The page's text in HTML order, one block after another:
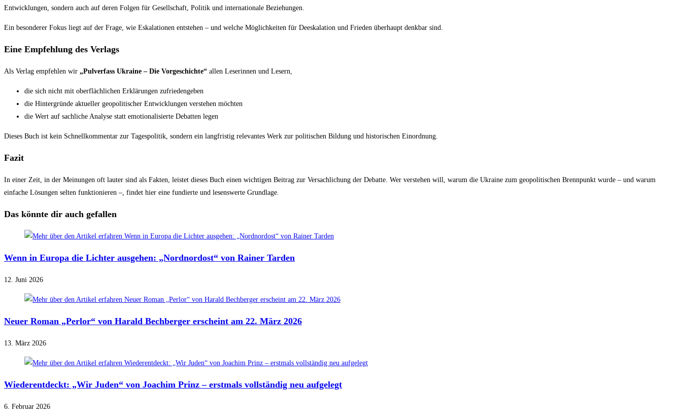
Entwicklungen, sondern auch auf deren Folgen für Gesellschaft, Politik und internationale Beziehungen.
Ein besonderer Fokus liegt auf der Frage, wie Eskalationen entstehen – und welche Möglichkeiten für Deeskalation und Frieden überhaupt denkbar sind.
Eine Empfehlung des Verlags
Als Verlag empfehlen wir „Pulverfass Ukraine – Die Vorgeschichte“ allen Leserinnen und Lesern,
die sich nicht mit oberflächlichen Erklärungen zufriedengeben
die Hintergründe aktueller geopolitischer Entwicklungen verstehen möchten
die Wert auf sachliche Analyse statt emotionalisierte Debatten legen
Dieses Buch ist kein Schnellkommentar zur Tagespolitik, sondern ein langfristig relevantes Werk zur politischen Bildung und historischen Einordnung.
Fazit
In einer Zeit, in der Meinungen oft lauter sind als Fakten, leistet dieses Buch einen wichtigen Beitrag zur Versachlichung der Debatte. Wer verstehen will, warum die Ukraine zum geopolitischen Brennpunkt wurde – und warum
einfache Lösungen selten funktionieren –, findet hier eine fundierte und lesenswerte Grundlage.
Das könnte dir auch gefallen
Wenn in Europa die Lichter ausgehen: „Nordnordost“ von Rainer Tarden
12. Juni 2026
Neuer Roman „Perlor“ von Harald Bechberger erscheint am 22. März 2026
13. März 2026
Wiederentdeckt: „Wir Juden“ von Joachim Prinz – erstmals vollständig neu aufgelegt
6. Februar 2026